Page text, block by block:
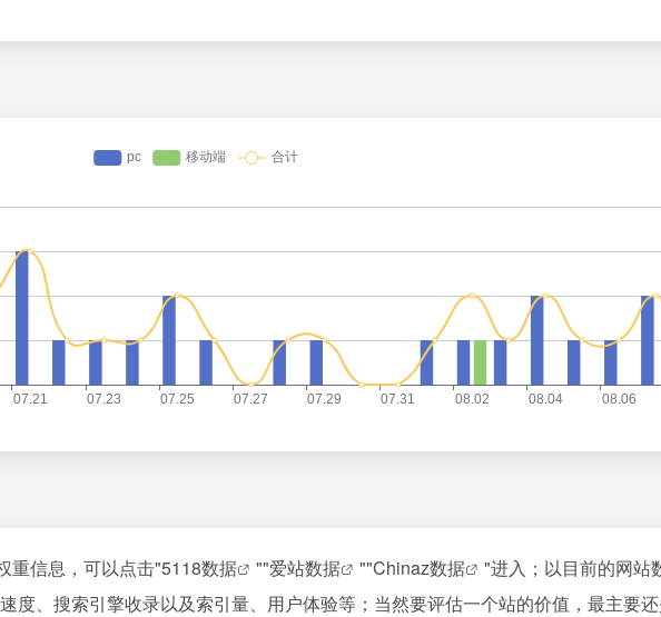
重信息，可以点击"5118数据 ""爱站数据 ""Chinaz数据
"进入；以目前的网站
度、搜索引擎收录以及索引量、用户体验等；当然要评估一个站的价值，最主要